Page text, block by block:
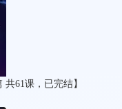
共61课，已完结】